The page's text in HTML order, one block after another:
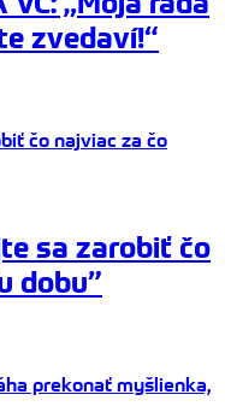
zvedaví!“
sa zarobiť čo
dobu”